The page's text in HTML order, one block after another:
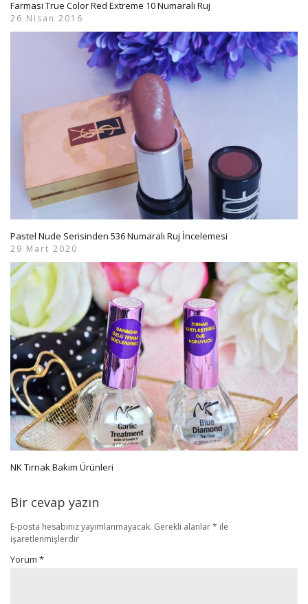
Farmasi True Color Red Extreme 10 Numaralı Ruj
26 Nisan 2016
Pastel Nude Serisinden 536 Numaralı Ruj İncelemesi
29 Mart 2020
NK Tırnak Bakım Ürünleri
Bir cevap yazın
E-posta hesabınız yayımlanmayacak. Gerekli alanlar* ile
işaretlenmişlerdir
Yorum *